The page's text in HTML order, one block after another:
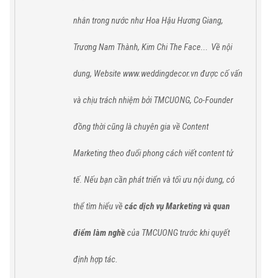
nhân trong nước như Hoa Hậu Hương Giang,
Trương Nam Thành, Kim Chi The Face... Về nội
dung, Website www.weddingdecor.vn được cố vấn
và chịu trách nhiệm bởi TMCUONG, Co-Founder
đồng thời cũng là chuyên gia về Content
Marketing theo đuổi phong cách viết content tử
tế. Nếu bạn cần phát triển và tối ưu nội dung, có
thể tìm hiểu về các dịch vụ Marketing và quan
điểm làm nghềcủa TMCUONG trước khi quyết
định hợp tác.